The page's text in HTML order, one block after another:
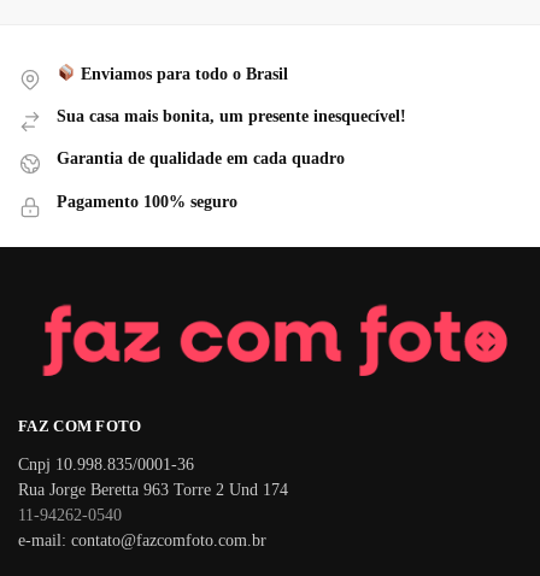
Enviamos para todo o Brasil
Sua casa mais bonita, um presente inesquecível!
Garantia de qualidade em cada quadro
Pagamento 100% seguro
FAZ COM FOTO
Cnpj 10.998.835/0001-36
Rua Jorge Beretta 963 Torre 2 Und 174
11-94262-0540
e-mail: contato@fazcomfoto.com.br